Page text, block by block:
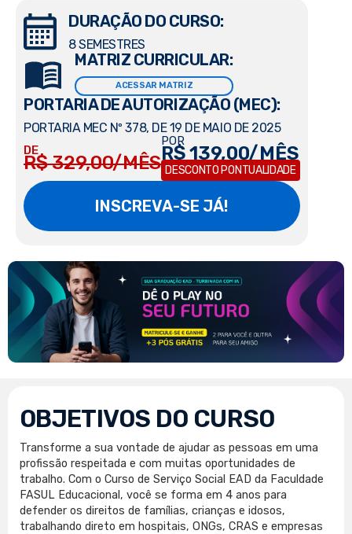
DURAÇÃO DO CURSO:
8 SEMESTRES
MATRIZ CURRICULAR:
ACESSAR MATRIZ
PORTARIA DE AUTORIZAÇÃO (MEC):
PORTARIA MEC Nº 378, DE 19 DE MAIO DE 2025
DE
R$ 329,00/MÊS
POR
R$ 139,00/MÊS
DESCONTO PONTUALIDADE
INSCREVA-SE JÁ!
OBJETIVOS DO CURSO
Transforme a sua vontade de ajudar as pessoas em uma
profissão respeitada e com muitas oportunidades de
trabalho. Com o Curso de Serviço Social EAD da Faculdade
FASUL Educacional, você se forma em 4 anos para
defender os direitos de famílias, crianças e idosos,
trabalhando direto em hospitais, ONGs, CRAS e empresas